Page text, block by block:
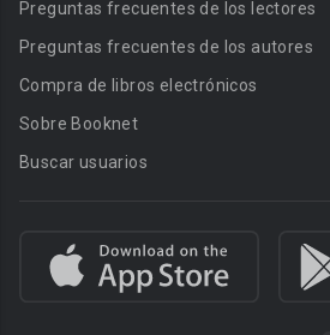
Preguntas frecuentes de los lectores
Preguntas frecuentes de los autores
Compra de libros electrónicos
Sobre Booknet
Buscar usuarios